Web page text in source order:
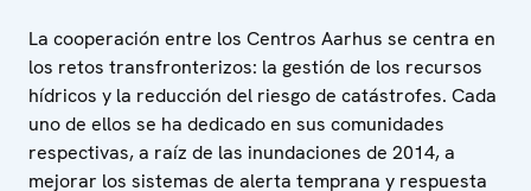
La cooperación entre los Centros Aarhus se centra en
los retos transfronterizos: la gestión de los recursos
hídricos y la reducción del riesgo de catástrofes. Cada
uno de ellos se ha dedicado en sus comunidades
respectivas, a raíz de las inundaciones de 2014, a
mejorar los sistemas de alerta temprana y respuesta